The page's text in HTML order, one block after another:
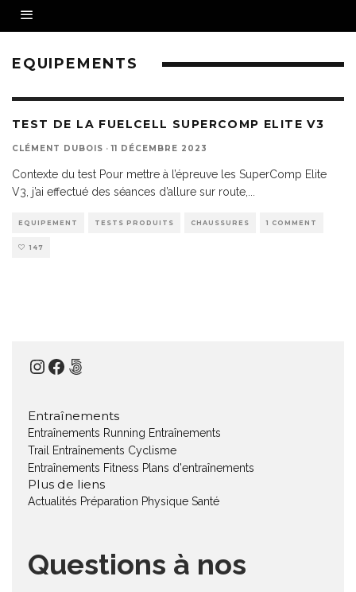
EQUIPEMENTS
TEST DE LA FUELCELL SUPERCOMP ELITE V3
CLÉMENT DUBOIS · 11 DÉCEMBRE 2023
Contexte du test Pour mettre à l’épreuve les SuperComp Elite
V3, j’ai effectué des séances d’allure sur route,
EQUIPEMENT TESTS PRODUITS CHAUSSURES 1 COMMENT
147
Instagram
Facebook
500px
Entraînements
Entraînements Running Entraînements
Trail
Entraînements Cyclisme
Entraînements Fitness Plans d'entraînements
Plus de liens
Actualités Préparation Physique Santé
Questions à nos